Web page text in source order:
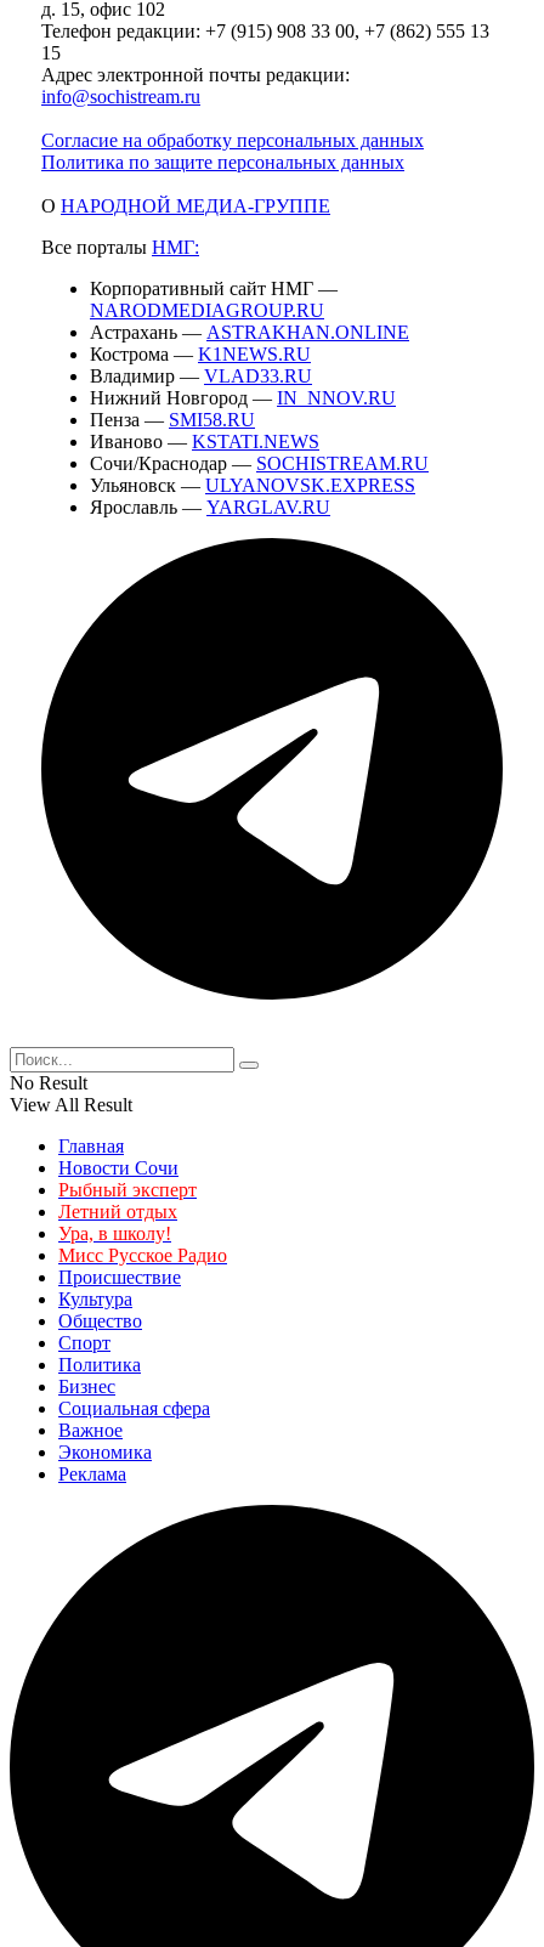
д. 15, офис 102
Телефон редакции: +7 (915) 908 33 00, +7 (862) 555 13
15
Адрес электронной почты редакции:
info@sochistream.ru
Согласие на обработку персональных данных
Политика по защите персональных данных
О НАРОДНОЙ МЕДИА-ГРУППЕ
Все порталы НМГ:
Корпоративный сайт НМГ —
NARODMEDIAGROUP.RU
Астрахань — ASTRAKHAN.ONLINE
Кострома — K1NEWS.RU
Владимир — VLAD33.RU
Нижний Новгород — IN_NNOV.RU
Пенза — SMI58.RU
Иваново — KSTATI.NEWS
Сочи/Краснодар — SOCHISTREAM.RU
Ульяновск — ULYANOVSK.EXPRESS
Ярославль — YARGLAV.RU
No Result
View All Result
Главная
Новости Сочи
Рыбный эксперт
Летний отдых
Ура, в школу!
Мисс Русское Радио
Происшествие
Культура
Общество
Спорт
Политика
Бизнес
Социальная сфера
Важное
Экономика
Реклама